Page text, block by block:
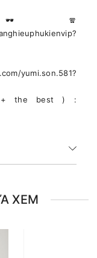
🕶🧣
yumi.son.581?
+ the best ) :
XEM